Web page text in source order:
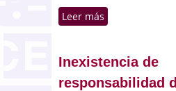
Leer más
separación
alejamiento
Inexistencia de
responsabilidad